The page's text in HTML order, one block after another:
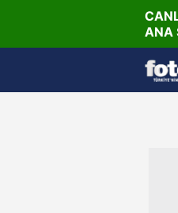
ANA
Misirli.com.tr